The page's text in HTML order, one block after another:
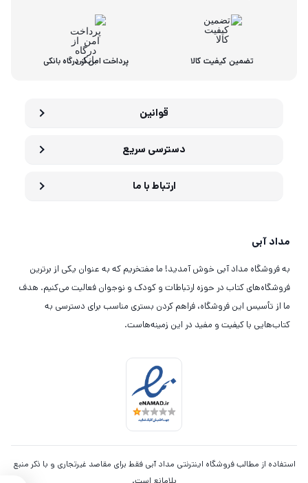
تضمین کیفیت کالا پرداخت امن از درگاه بانکی
قوانین
دسترسی سریع
ارتباط با ما
مداد آبی
به فروشگاه مداد آبی خوش آمدید! ما مفتخریم که به عنوان یکی از برترین
فروشگاه‌های کتاب در حوزه ارتباطات و کودک و نوجوان فعالیت می‌کنیم. هدف
ما از تأسیس این فروشگاه، فراهم کردن بستری مناسب برای دسترسی به
کتاب‌هایی با کیفیت و مفید در این زمینه‌هاست.
استفاده از مطالب فروشگاه اینترنتی مداد آبی فقط برای مقاصد غیرتجاری و با ذکر منبع